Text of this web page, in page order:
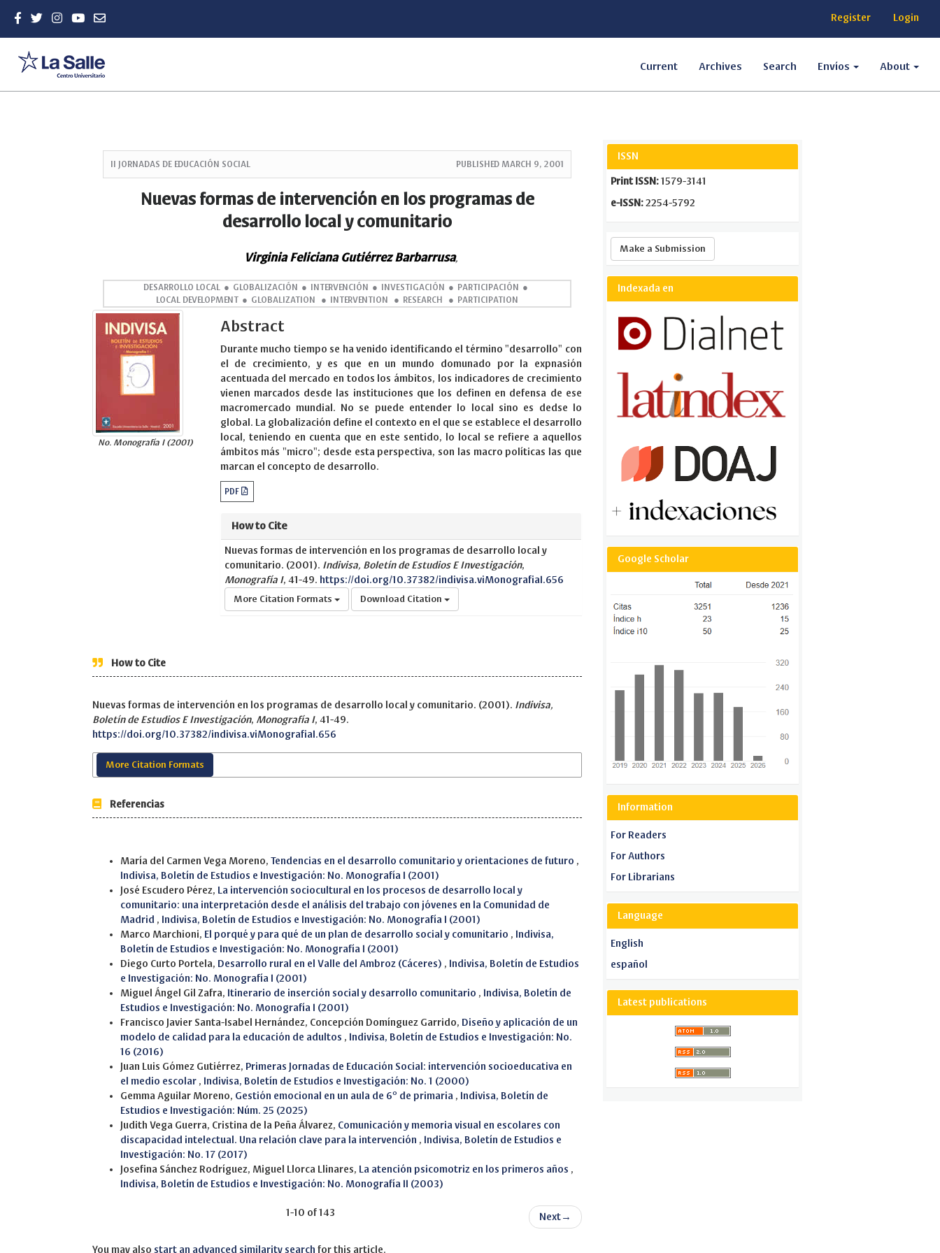
Register Login
Current Archives Search Envíos About
II JORNADAS DE EDUCACIÓN SOCIAL PUBLISHED MARCH 9, 2001
Nuevas formas de intervención en los programas de
desarrollo local y comunitario
Virginia Feliciana Gutiérrez Barbarrusa,
DESARROLLO LOCAL GLOBALIZACIÓN INTERVENCIÓN INVESTIGACIÓN
PARTICIPACIÓN
LOCAL DEVELOPMENT
GLOBALIZATION INTERVENTION RESEARCH PARTICIPATION
No. Monografía I (2001)
Abstract
Durante mucho tiempo se ha venido identificando el término "desarrollo" con
el de crecimiento, y es que en un mundo domunado por la expnasión
acentuada del mercado en todos los ámbitos, los indicadores de crecimiento
vienen marcados desde las instituciones que los definen en defensa de ese
macromercado mundial. No se puede entender lo local sino es dedse lo
global. La globalización define el contexto en el que se establece el desarrollo
local, teniendo en cuenta que en este sentido, lo local se refiere a aquellos
ámbitos más "micro"; desde esta perspectiva, son las macro políticas las que
marcan el concepto de desarrollo.
PDF
How to Cite
Nuevas formas de intervención en los programas de desarrollo local y
comunitario. (2001). Indivisa, Boletín de Estudios E Investigación,
Monografía I, 41-49. https://doi.org/10.37382/indivisa.viMonografiaI.656
More Citation Formats Download Citation
How to Cite
Nuevas formas de intervención en los programas de desarrollo local y comunitario. (2001). Indivisa,
Boletín de Estudios E Investigación, Monografía I, 41-49.
https://doi.org/10.37382/indivisa.viMonografiaI.656
More Citation Formats
Referencias
María del Carmen Vega Moreno, Tendencias en el desarrollo comunitario y orientaciones de futuro ,
Indivisa, Boletín de Estudios e Investigación: No. Monografía I (2001)
José Escudero Pérez, La intervención sociocultural en los procesos de desarrollo local y
comunitario: una interpretación desde el análisis del trabajo con jóvenes en la Comunidad de
Madrid , Indivisa, Boletín de Estudios e Investigación: No. Monografía I (2001)
Marco Marchioni, El porqué y para qué de un plan de desarrollo social y comunitario , Indivisa,
Boletín de Estudios e Investigación: No. Monografía I (2001)
Diego Curto Portela, Desarrollo rural en el Valle del Ambroz (Cáceres) , Indivisa, Boletín de Estudios
e Investigación: No. Monografía I (2001)
Miguel Ángel Gil Zafra, Itinerario de inserción social y desarrollo comunitario , Indivisa, Boletín de
Estudios e Investigación: No. Monografía I (2001)
Francisco Javier Santa-Isabel Hernández, Concepción Domínguez Garrido, Diseño y aplicación de un
modelo de calidad para la educación de adultos , Indivisa, Boletín de Estudios e Investigación: No.
16 (2016)
Juan Luis Gómez Gutiérrez, Primeras Jornadas de Educación Social: intervención socioeducativa en
el medio escolar , Indivisa, Boletín de Estudios e Investigación: No. 1 (2000)
Gemma Aguilar Moreno, Gestión emocional en un aula de 6º de primaria , Indivisa, Boletín de
Estudios e Investigación: Núm. 25 (2025)
Judith Vega Guerra, Cristina de la Peña Álvarez, Comunicación y memoria visual en escolares con
discapacidad intelectual. Una relación clave para la intervención , Indivisa, Boletín de Estudios e
Investigación: No. 17 (2017)
Josefina Sánchez Rodríguez, Miguel Llorca Llinares, La atención psicomotriz en los primeros años ,
Indivisa, Boletín de Estudios e Investigación: No. Monografía II (2003)
1-10 of 143 Next →
You may also start an advanced similarity search for this article.
ISSN
Print ISSN: 1579-3141
e-ISSN: 2254-5792
Make
a
Make a Submission
Indexada en
Google Scholar
Information
For Readers
For Authors
For Librarians
Language
English
español
Latest publications